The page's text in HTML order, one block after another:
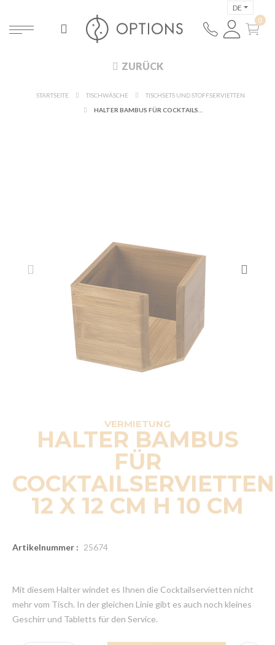
DE
ZURÜCK
STARTSEITE TISCHWÄSCHE
TISCHSETS UND STOFFSERVIETTEN
VERMIETUNG
HALTER BAMBUS
FÜR
COCKTAILSERVIETTEN
12 X 12 CM H 10 CM
Artikelnummer : 25674
Mit diesem Halter windet es Ihnen die Cocktailservietten nicht
mehr vom Tisch. In der gleichen Linie gibt es auch noch kleines
Geschirr und Tabletts für den Service.